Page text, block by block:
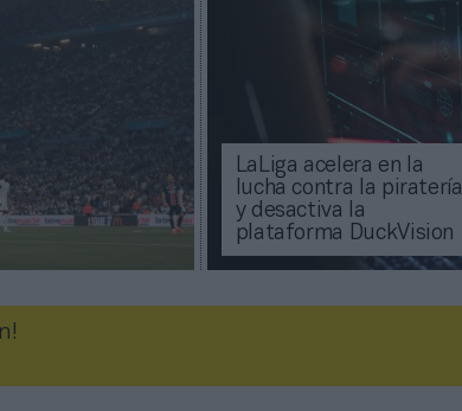
LaLiga acelera en la
lucha contra la piratería
y desactiva la
plataforma DuckVision